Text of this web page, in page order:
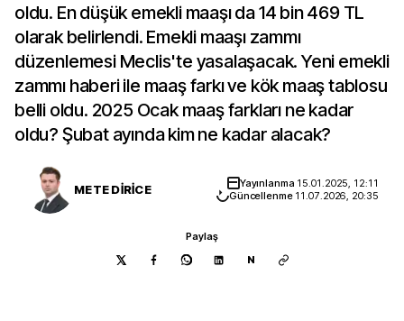
oldu. En düşük emekli maaşı da 14 bin 469 TL
olarak belirlendi. Emekli maaşı zammı
düzenlemesi Meclis'te yasalaşacak. Yeni emekli
zammı haberi ile maaş farkı ve kök maaş tablosu
belli oldu. 2025 Ocak maaş farkları ne kadar
oldu? Şubat ayında kim ne kadar alacak?
METE DİRİCE Yayınlanma 15.01.2025, 12:11
Güncellenme 11.07.2026, 20:35
Paylaş
N